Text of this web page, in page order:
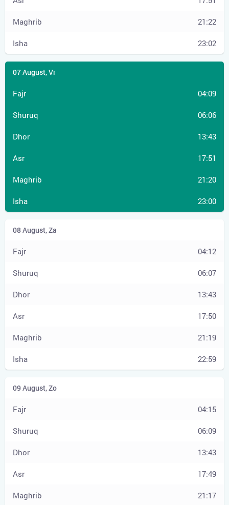
21:22
23:02
04:09
06:06
13:43
17:51
21:20
23:00
04:12
06:07
13:43
17:50
21:19
22:59
04:15
06:09
13:43
17:49
21:17